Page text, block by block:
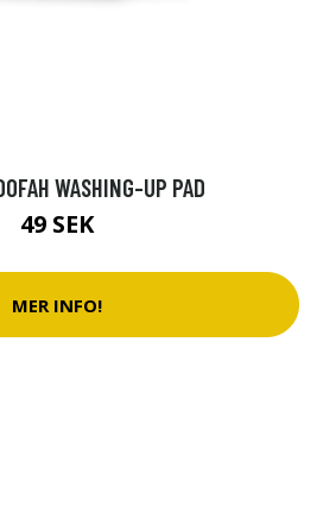
WASHING-UP PAD
49 SEK
MER INFO!